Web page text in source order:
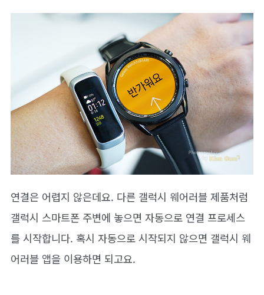
연결은 어렵지 않은데요. 다른 갤럭시 웨어러블 제품처럼
갤럭시 스마트폰 주변에 놓으면 자동으로 연결 프로세스
를 시작합니다. 혹시 자동으로 시작되지 않으면 갤럭시 웨
어러블 앱을 이용하면 되고요.